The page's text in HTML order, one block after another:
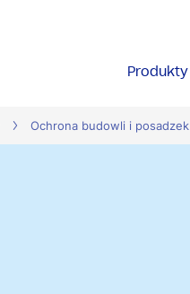
Produkty
Ochrona budowli i posadzek